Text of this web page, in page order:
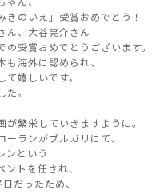
きのいえ」受賞おめでとう！
ん、大谷亮介さん
の受賞おめでとうございます。
も海外に認められ、
嬉しいです。
。
が繁栄していきますように。
ーランがブルガリにて、
ンという
トを任され、
だったため、